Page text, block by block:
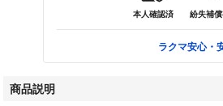
本人確認済 紛失補
ラクマ安心・
商品説明